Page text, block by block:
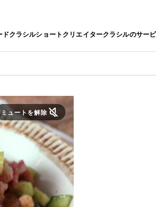
ドクラシルショートクリエイタークラシルのサー
ミュートを解除